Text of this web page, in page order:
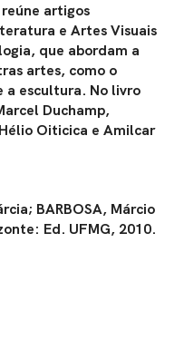
artigos
e Artes Visuais
que abordam a
artes, como o
a escultura. No livro
Duchamp,
Oiticica e Amilcar
BARBOSA, Márcio
Ed. UFMG, 2010.